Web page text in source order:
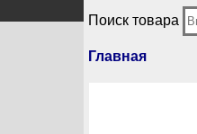
Поиск товара
Главная